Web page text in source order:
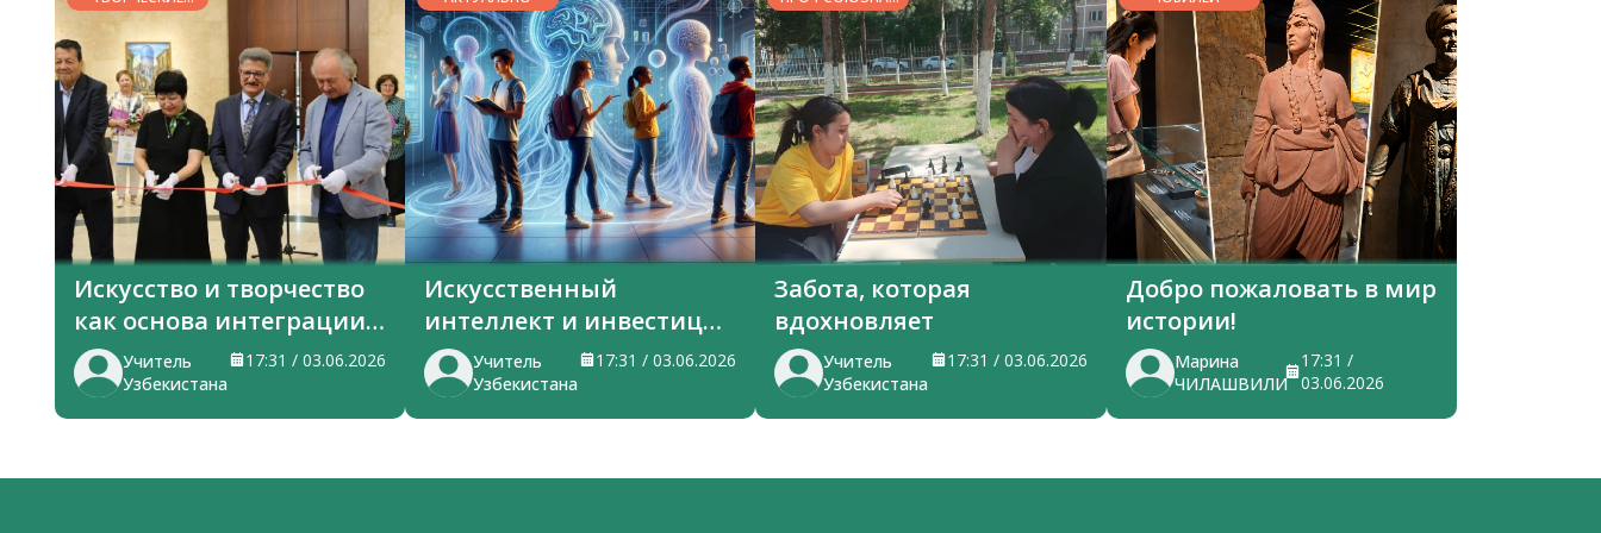
ГОРИЗОНТЫ
Искусство и творчество
как основа интеграции
тюркских стран
Учитель
Узбекистана
17:31 / 03.06.2026
Искусственный
интеллект и инвестиции
в знания
Учитель
Узбекистана
17:31 / 03.06.2026
ЖИЗНЬ
Забота, которая
вдохновляет
Учитель
Узбекистана
17:31 / 03.06.2026
Добро пожаловать в мир
истории!
Марина
ЧИЛАШВИЛИ
17:31 /
03.06.2026